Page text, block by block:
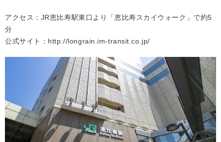
アクセス：JR恵比寿駅東口より「恵比寿スカイウォーク」で約5
分
公式サイト： http://longrain.im-transit.co.jp/